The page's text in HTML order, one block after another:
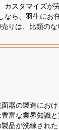
カスタマイズが
なら、羽生にお
りは、比類のな
器の製造にお
豊富な業界知識
製品が洗練され